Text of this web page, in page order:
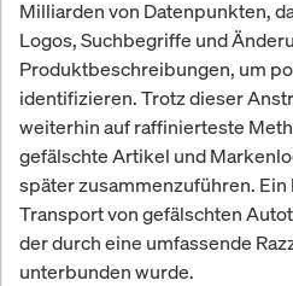
Milliarden von Datenpunkten,
Logos, Suchbegriffe und
Produktbeschreibungen, um
identifizieren. Trotz dieser
weiterhin auf raffinierteste
gefälschte Artikel und
später zusammenzuführen.
Transport von gefälschten
der durch eine umfassende
unterbunden wurde.